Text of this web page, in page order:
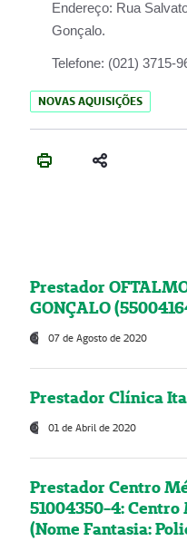
Endereço: Rua
Gonçalo.
Telefone: (021) 3715-
NOVAS AQUISIÇÕES
Prestador
GONÇALO
07 de Agosto de 2020
Prestador Clínica
01 de Abril de 2020
Prestador Centro
51004350-4:
(Nome Fantasia: